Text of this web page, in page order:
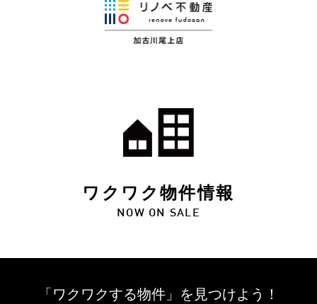
ワクワク物件情報
NOW ON SALE
「ワクワクする物件」を 見つけよう！